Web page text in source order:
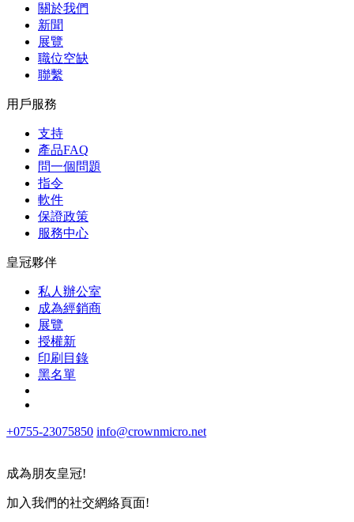
關於我們
新聞
展覽
職位空缺
聯繫
用戶服務
支持
產品FAQ
問一個問題
指令
軟件
保證政策
服務中心
皇冠夥伴
私人辦公室
成為經銷商
展覽
授權新
印刷目錄
黑名單
+0755-23075850 info@crownmicro.net
成為朋友皇冠!
加入我們的社交網絡頁面!